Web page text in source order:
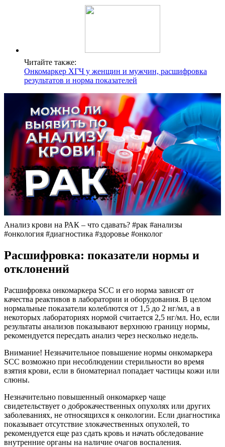
Читайте также:
Онкомаркер ХГЧ у женщин и мужчин, расшифровка
результатов и норма показателей
Анализ крови на РАК – что сдавать? #рак #анализы
#онкология #диагностика #здоровье #онколог
Расшифровка: показатели нормы и
отклонений
Расшифровка онкомаркера SCC и его норма зависят от
качества реактивов в лаборатории и оборудования. В целом
нормальные показатели колеблются от 1,5 до 2 нг/мл, а в
некоторых лабораториях нормой считается 2,5 нг/мл. Но, если
результаты анализов показывают верхнюю границу нормы,
рекомендуется пересдать анализ через несколько недель.
Внимание! Незначительное повышение нормы онкомаркера
SCC возможно при несоблюдении стерильности во время
взятия крови, если в биоматериал попадает частицы кожи или
слюны.
Незначительно повышенный онкомаркер чаще
свидетельствует о доброкачественных опухолях или других
заболеваниях, не относящихся к онкологии. Если диагностика
показывает отсутствие злокачественных опухолей, то
рекомендуется еще раз сдать кровь и начать обследование
внутренние органы на наличие очагов воспаления.